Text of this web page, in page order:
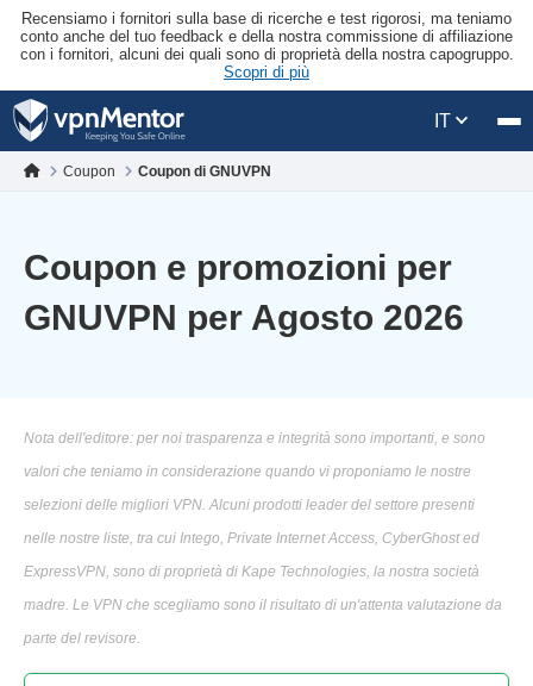
Recensiamo i fornitori sulla base di ricerche e test rigorosi, ma teniamo
conto anche del tuo feedback e della nostra commissione di affiliazione
con i fornitori, alcuni dei quali sono di proprietà della nostra capogruppo.
Scopri di più
IT
Coupon Coupon di GNUVPN
Coupon e promozioni per
GNUVPN per Agosto 2026
Nota dell'editore: per noi trasparenza e integrità sono importanti, e sono
valori che teniamo in considerazione quando vi proponiamo le nostre
selezioni delle migliori VPN. Alcuni prodotti leader del settore presenti
nelle nostre liste, tra cui Intego, Private Internet Access, CyberGhost ed
ExpressVPN, sono di proprietà di Kape Technologies, la nostra società
madre. Le VPN che scegliamo sono il risultato di un'attenta valutazione da
parte del revisore.